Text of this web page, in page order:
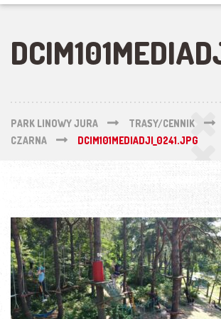
PARK LINOWY JURA TRASY/CENNIK
CZARNA
DCIM101MEDIADJI_0241.JPG